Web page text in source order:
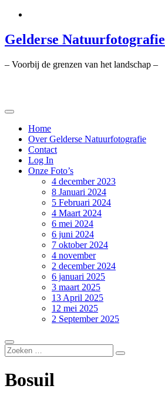
de
inhoud
Gelderse Natuurfotografie
– Voorbij de grenzen van het landschap –
Home
Over Gelderse Natuurfotografie
Contact
Log In
Onze Foto’s
4 december 2023
8 Januari 2024
5 Februari 2024
4 Maart 2024
6 mei 2024
6 juni 2024
7 oktober 2024
4 november
2 december 2024
6 januari 2025
3 maart 2025
13 April 2025
12 mei 2025
2 September 2025
Bosuil